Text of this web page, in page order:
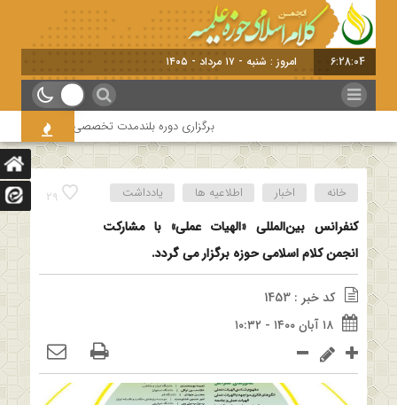
6:28:05 امروز : شنبه - ۱۷ مرداد - ۱۴۰۵
برگزاری دوره بلندمدت تخصصی و کارگاه آموزشی
29 خانه اخبار اطلاعیه ها یادداشت
کنفرانس بین‌المللی «الهیات عملی» با مشارکت
انجمن کلام اسلامی حوزه برگزار می گردد.
کد خبر : 1453
۱۸ آبان ۱۴۰۰ - ۱۰:۳۲